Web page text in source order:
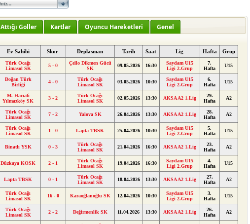
Attığı Goller Kartlar Oyuncu Hareketleri Genel
Ev Sahibi Skor Deplasman Tarih Saat Lig Hafta Grup
Türk Ocağı
Limasol SK
5 - 0
Çello Dikmen Gücü
SK
09.05.2026 16:30
Saydam U15
Ligi 2.Grup
7.
Hafta
U15
Doğan Türk
Birliği
4 - 0
Türk Ocağı
Limasol SK
03.05.2026 10:30
Saydam U15
Ligi 2.Grup
6.
Hafta
U15
M. Hacıali
Yılmazköy SK
3 - 2
Türk Ocağı
Limasol SK
02.05.2026 13:30 AKSA A2 1.Lig
29.
Hafta
A2
Türk Ocağı
Limasol SK
7 - 2 Yalova SK 26.04.2026 13:30 AKSA A2 1.Lig
28.
Hafta
A2
Türk Ocağı
Limasol SK
1 - 0 Lapta TBSK 25.04.2026 10:30
Saydam U15
Ligi 2.Grup
5.
Hafta
U15
Binatlı YSK 0 - 3
Türk Ocağı
Limasol SK
21.04.2026 16:30 AKSA A2 1.Lig
23.
Hafta
A2
Düzkaya KOSK 2 - 1
Türk Ocağı
Limasol SK
19.04.2026 16:30
Saydam U15
Ligi 2.Grup
4.
Hafta
U15
Lapta TBSK 0 - 1
Türk Ocağı
Limasol SK
18.04.2026 13:30 AKSA A2 1.Lig
27.
Hafta
A2
Türk Ocağı
Limasol SK
16 - 0 Karaoğlanoğlu SK 12.04.2026 10:30
Saydam U15
Ligi 2.Grup
3.
Hafta
U15
Türk Ocağı
Limasol SK
2 - 2 Değirmenlik SK 11.04.2026 13:30 AKSA A2 1.Lig
26.
Hafta
A2